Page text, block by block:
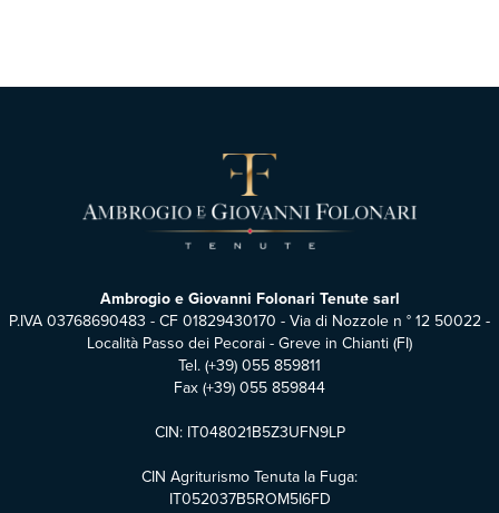
Ambrogio e Giovanni Folonari Tenute sarl
P.IVA 03768690483 - CF 01829430170 - Via di Nozzole n ° 12 50022 -
Località Passo dei Pecorai - Greve in Chianti (FI)
Tel.(+39) 055 859811
Fax (+39) 055 859844
CIN: IT048021B5Z3UFN9LP
CIN Agriturismo Tenuta la Fuga:
IT052037B5ROM5I6FD